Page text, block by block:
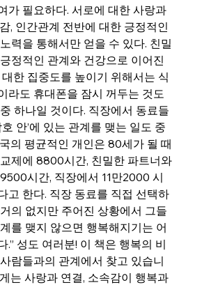
가 필요하다. 서로에 대한 사랑과
, 인간관계 전반에 대한 긍정적인
력을 통해서만 얻을 수 있다. 친밀
정적인 관계와 건강으로 이어진
한 집중도를 높이기 위해서는 식
라도 휴대폰을 잠시 꺼두는 것도
하나일 것이다. 직장에서 동료들
호 안’에 있는 관계를 맺는 일도 중
의 평균적인 개인은 80세가 될 때
제에 8800시간, 친밀한 파트너와
시간, 직장에서 11만2000 시
고 한다. 직장 동료를 직접 선택하
의 없지만 주어진 상황에서 그들
를 맺지 않으면 행복해지기는 어
.” 성도 여러분! 이 책은 행복의 비
람들과의 관계에서 찾고 있습니
는 사랑과 연결, 소속감이 행복과